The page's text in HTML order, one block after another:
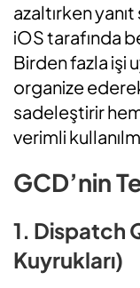
azaltırken
iOS tarafında
Birden fazla işi
organize
sadeleştirir
verimli
GCD’nin
1. Dispatch
Kuyrukları)